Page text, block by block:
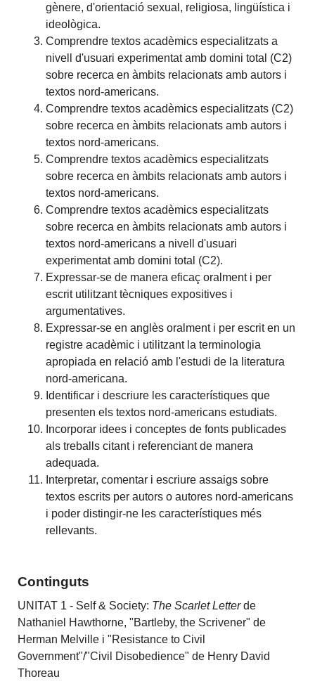
gènere, d'orientació sexual, religiosa, lingüística i
ideològica.
Comprendre textos acadèmics especialitzats a
nivell d'usuari experimentat amb domini total (C2)
sobre recerca en àmbits relacionats amb autors i
textos nord-americans.
Comprendre textos acadèmics especialitzats (C2)
sobre recerca en àmbits relacionats amb autors i
textos nord-americans.
Comprendre textos acadèmics especialitzats
sobre recerca en àmbits relacionats amb autors i
textos nord-americans.
Comprendre textos acadèmics especialitzats
sobre recerca en àmbits relacionats amb autors i
textos nord-americans a nivell d'usuari
experimentat amb domini total (C2).
Expressar-se de manera eficaç oralment i per
escrit utilitzant tècniques expositives i
argumentatives.
Expressar-se en anglès oralment i per escrit en un
registre acadèmic i utilitzant la terminologia
apropiada en relació amb l'estudi de la literatura
nord-americana.
Identificar i descriure les característiques que
presenten els textos nord-americans estudiats.
Incorporar idees i conceptes de fonts publicades
als treballs citant i referenciant de manera
adequada.
Interpretar, comentar i escriure assaigs sobre
textos escrits per autors o autores nord-americans
i poder distingir-ne les característiques més
rellevants.
Continguts
UNITAT 1 - Self & Society: The Scarlet Letterde
Nathaniel Hawthorne, "Bartleby, the Scrivener" de
Herman Melville i "Resistance to Civil
Government"/"Civil Disobedience" de Henry David
Thoreau